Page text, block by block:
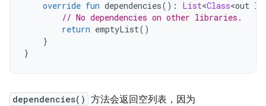
override fun dependencies(): List<Class<out
// No dependencies on other libraries.
return emptyList()
}
}
dependencies() 方法会返回空列表，因为